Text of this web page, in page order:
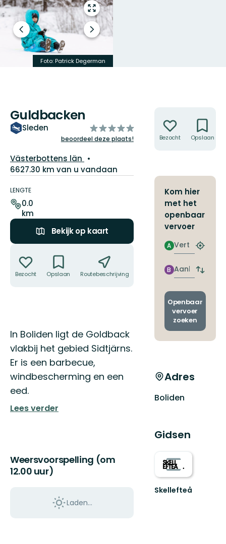
Open
volledig
scherm
Vorige
slide
Volgende
slide
Foto: Patrick Degerman
Guldbacken
Sleden
van
5
beoordeel deze plaats!
Regio:
Västerbottens län
6627.30 km van u vandaan
details
LENGTE
0.0
km
Bekijk op kaart
Bezocht Opslaan Routebeschrijving
Omschrijving
In Boliden ligt de Goldback
vlakbij het gebied Sidtjärns.
Er is een barbecue,
windbescherming en een
eed.
Lees verder
Weersvoorspelling (om
12.00 uur)
Laden…
Bezocht Opslaan
Kom hier
met het
openbaar
vervoer
Vertrek
A
Zoek
halte
Aankomst
B
Wissel
en
Openbaar
vervoer
zoeken
Adres
Boliden
Gidsen
Skellefteå